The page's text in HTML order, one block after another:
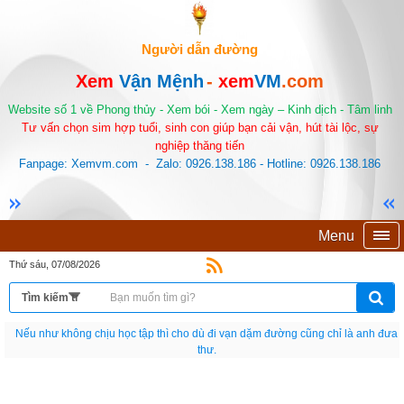
Người dẫn đường
Xem Vận Mệnh- xemVM.com
Website số 1 về Phong thủy - Xem bói - Xem ngày – Kinh dịch - Tâm linh
Tư vấn chọn sim hợp tuổi, sinh con giúp bạn cải vận, hút tài lộc, sự
nghiệp thăng tiến
Fanpage: Xemvm.com - Zalo: 0926.138.186 - Hotline: 0926.138.186
Menu
Thứ sáu, 07/08/2026
Nếu như không chịu học tập thì cho dù đi vạn dặm đường cũng chỉ là anh đưa
thư.